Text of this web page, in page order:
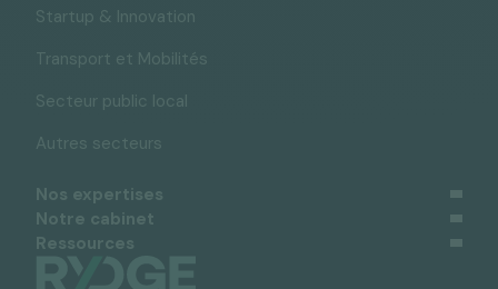
Startup & Innovation
Transport et Mobilités
Secteur public local
Autres secteurs
Nos expertises
Notre cabinet
Ressources